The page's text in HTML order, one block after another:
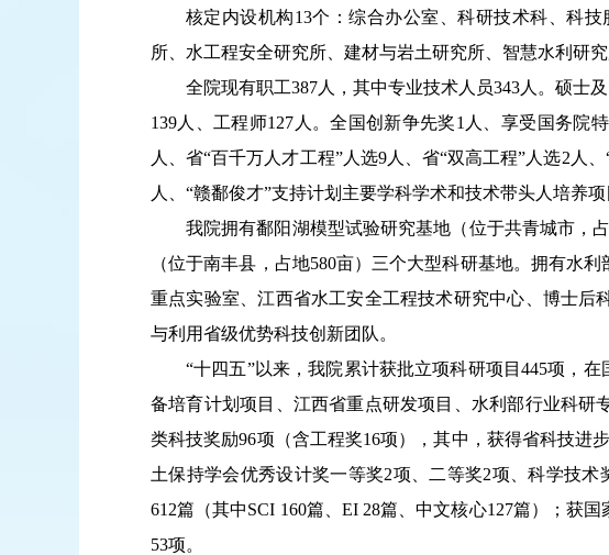
核定内设机构13个：综合办公室、科研技术科、科
所、水工程安全研究所、建材与岩土研究所、智慧水利研
全院现有职工387人，其中专业技术人员343人。硕士
139人、工程师1 27 人。全国创新争先奖1 人、 享受国务院
人、省“百千万人才工程”人选9人、省“双高工程”人选2 人、
人、 “赣鄱俊才”支持计划主要学科学术和技术带头人培养项
我院拥有鄱阳湖模型试验研究基地（位于共青城市，
（位于南丰县，占地580亩）三个大型科研基地。拥有水利
重点实验室、江西省水工安全工程技术研究中心、博士
与利用省级优势科技创新团队。
“十四五”以来，我院累计获批立项科研项目445项，在
备培育计划项目、江西省重点研发项目、水利部行业科
类科技奖励96项（含工程奖16项），其中，获得省科技进
土保持学会优秀设计奖一等奖2项、二等奖2项 、科学技术
612篇（其中SCI 160篇、 EI 28篇、中文核心127篇）；获国
53项。